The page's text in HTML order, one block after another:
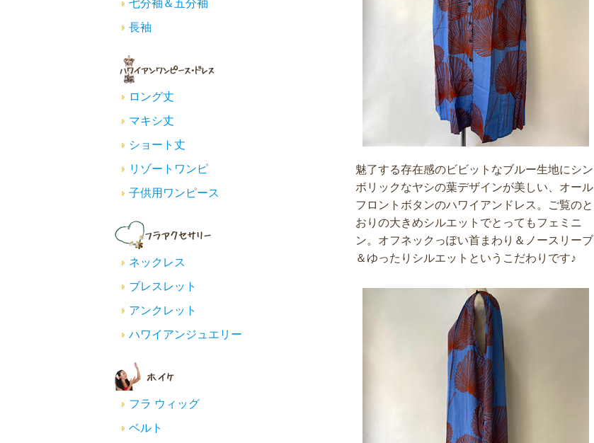
魅了する存在感のビビットなブルー生地にシン
ボリックなヤシの葉デザインが美しい、オール
フロントボタンのハワイアンドレス。ご覧のと
おりの大きめシルエットでとってもフェミニ
ン。オフネックっぽい首まわり＆ノースリーブ
＆ゆったりシルエットというこだわりです♪
七分袖＆五分袖
長袖
ロング丈
マキシ丈
ショート丈
リゾートワンピ
子供用ワンピース
ネックレス
ブレスレット
アンクレット
ハワイアンジュエリー
フラ ウィッグ
ベルト